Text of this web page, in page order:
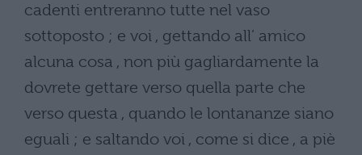
cadenti entreranno tutte nel vaso
sottoposto ; e voi , gettando all’ amico
alcuna cosa , non più gagliardamente la
dovrete gettare verso quella parte che
verso questa , quando le lontananze siano
eguali ; e saltando voi , come si dice , a piè